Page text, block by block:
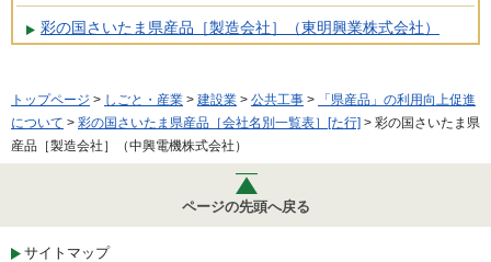
彩の国さいたま県産品［製造会社］（東明興業株式会社）
トップページ > しごと・産業 > 建設業 > 公共工事 >
「県産品」の利用向上促進
について > 彩の国さいたま県産品［会社名別一覧表］[た行] > 彩の国さいたま県
産品［製造会社］（中興電機株式会社）
ページの先頭へ戻る
サイトマップ